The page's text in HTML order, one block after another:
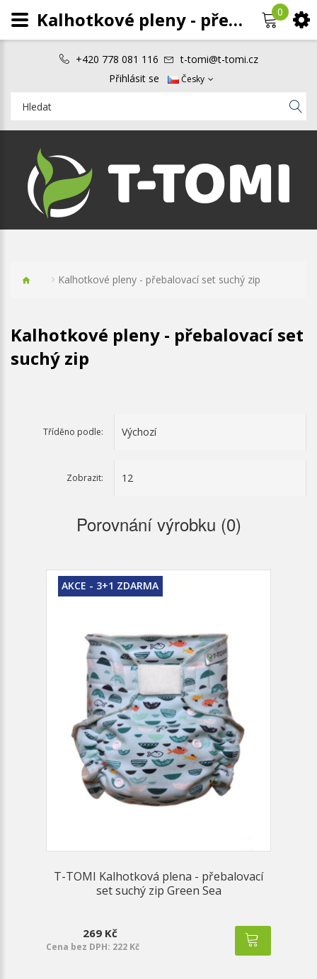
+420 778 081 116
t-tomi@t-tomi.cz
Přihlásit se
Česky
0
Kalhotkové pleny - přebalovací set suchý zip
Kalhotkové pleny - přebalovací set
suchý zip
Tříděno podle:
Zobrazit:
Porovnání výrobku (0)
AKCE - 3+1 ZDARMA
T-TOMI Kalhotková plena - přebalovací
set suchý zip Green Sea
269 Kč
Cena bez DPH: 222 Kč
Kalhotkové pleny - přebalovací set suchý zip